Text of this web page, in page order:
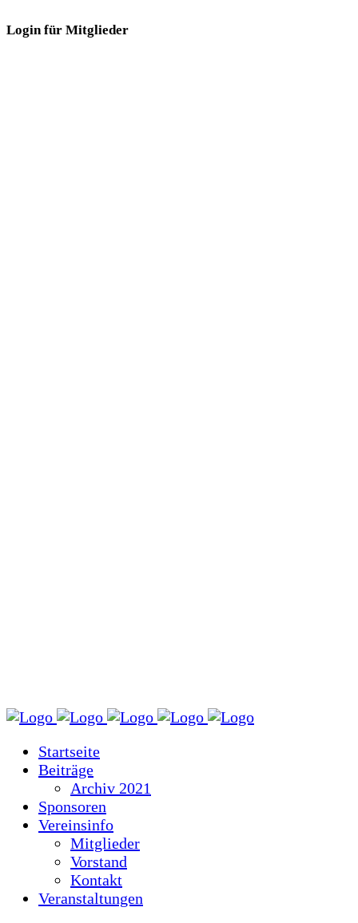
Login für Mitglieder
Startseite
Beiträge
Archiv 2021
Sponsoren
Vereinsinfo
Mitglieder
Vorstand
Kontakt
Veranstaltungen